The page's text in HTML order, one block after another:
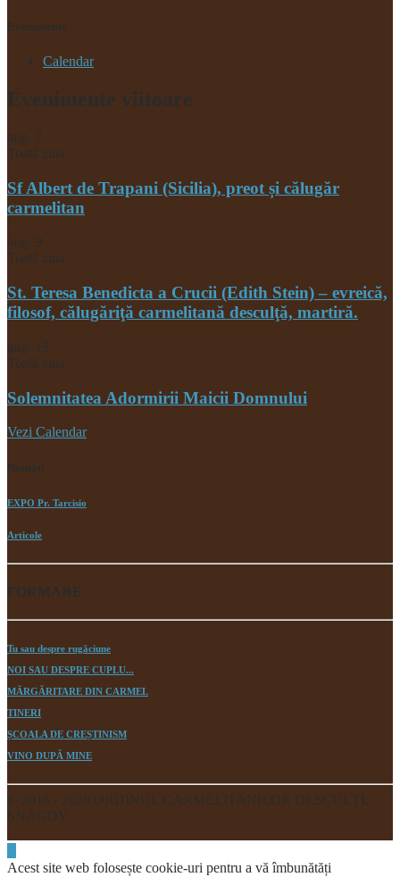
Evenimente
Calendar
Evenimente viitoare
aug. 7
Toată ziua
Sf Albert de Trapani (Sicilia), preot și călugăr
carmelitan
aug. 9
Toată ziua
St. Teresa Benedicta a Crucii (Edith Stein) – evreică,
filosof, călugăriţă carmelitană desculţă, martiră.
aug.
15
Toată ziua
Solemnitatea Adormirii Maicii Domnului
Vezi Calendar
Noutăți
EXPO Pr. Tarcisio
Articole
FORMARE
Tu sau despre rugăciune
NOI SAU DESPRE CUPLU...
MĂRGĂRITARE DIN CARMEL
TINERI
ȘCOALA DE CREȘTINISM
VINO DUPĂ MINE
© 2016 - 2026 ORDINUL CARMELITANILOR DESCULŢI,
SNAGOV
Acest site web folosește cookie-uri pentru a vă îmbunătăți